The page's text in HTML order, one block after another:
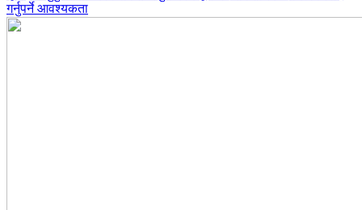
गर्नुपर्ने आवश्यकता